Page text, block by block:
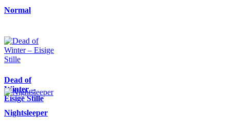
Normal
Dead of
Winter –
Eisige Stille
Nightsleeper